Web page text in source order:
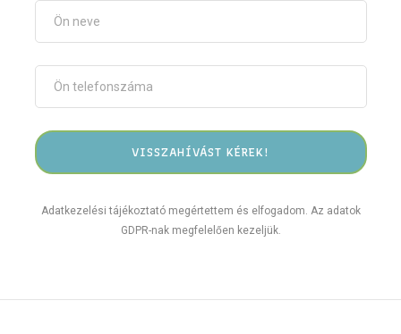
Adatkezelési tájékoztató megértettem és elfogadom. Az adatok
GDPR-nak megfelelően kezeljük.